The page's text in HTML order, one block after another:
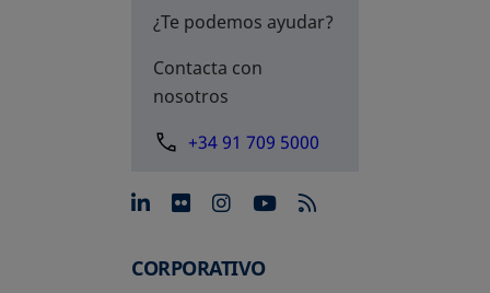
¿Te podemos ayudar?
Contacta con
nosotros
+34 91 709 5000
se abre en una pestaña
se abre en una pestaña
se abre en una
se abre en una
CORPORATIVO